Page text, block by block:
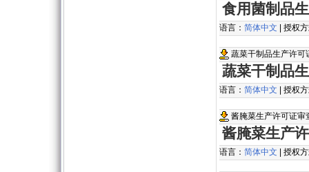
食用菌制品
语言： 简体中文 | 授权
蔬菜干制品生产许可
蔬菜干制品
语言： 简体中文 | 授权
酱腌菜生产许可证审
酱腌菜生产
语言： 简体中文 | 授权